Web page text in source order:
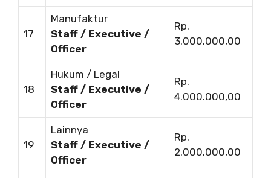
17
Manufaktur
Staff / Executive /
Officer
Rp.
3.000.000,00
18
Hukum / Legal
Staff / Executive /
Officer
Rp.
4.000.000,00
19
Lainnya
Staff / Executive /
Officer
Rp.
2.000.000,00